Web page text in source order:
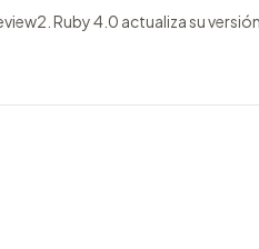
Ruby 4.0 actualiza su versión